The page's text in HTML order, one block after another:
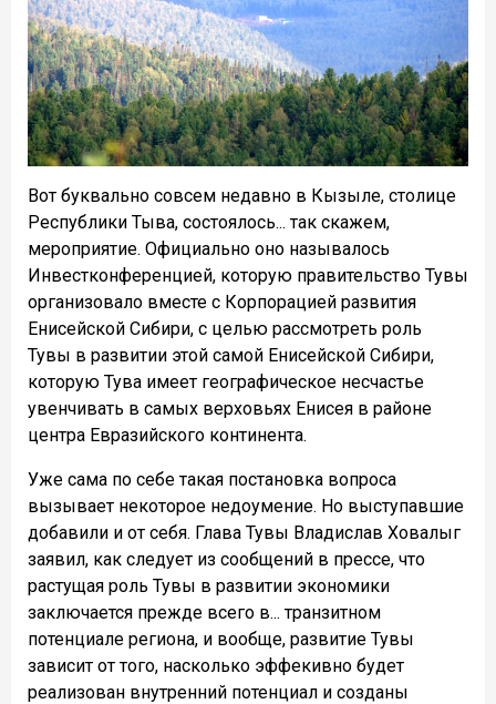
Вот буквально совсем недавно в Кызыле, столице
Республики Тыва, состоялось... так скажем,
мероприятие. Официально оно называлось
Инвестконференцией, которую правительство Тувы
организовало вместе с Корпорацией развития
Енисейской Сибири, с целью рассмотреть роль
Тувы в развитии этой самой Енисейской Сибири,
которую Тува имеет географическое несчастье
увенчивать в самых верховьях Енисея в районе
центра Евразийского континента.
Уже сама по себе такая постановка вопроса
вызывает некоторое недоумение. Но выступавшие
добавили и от себя. Глава Тувы Владислав Ховалыг
заявил, как следует из сообщений в прессе, что
растущая роль Тувы в развитии экономики
заключается прежде всего в... транзитном
потенциале региона, и вообще, развитие Тувы
зависит от того, насколько эффекивно будет
реализован внутренний потенциал и созданы